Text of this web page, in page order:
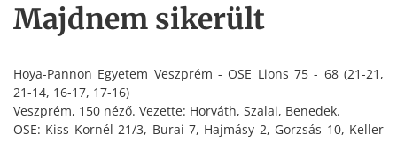
Majdnem sikerült
Hoya-Pannon Egyetem Veszprém - OSE Lions 75 - 68 (21-21,
21-14, 16-17, 17-16)
Veszprém, 150 néző. Vezette: Horváth, Szalai, Benedek.
OSE: Kiss Kornél 21/3, Burai 7, Hajmásy 2, Gorzsás 10, Keller